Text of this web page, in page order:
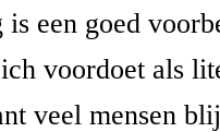
een goed
voordoet als
veel mensen